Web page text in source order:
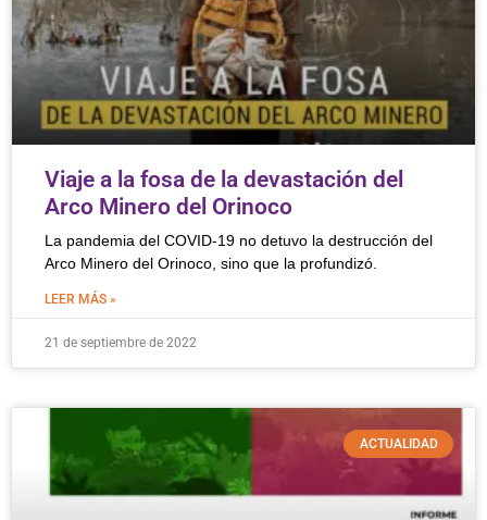
Viaje a la fosa de la devastación del
Arco Minero del Orinoco
La pandemia del COVID-19 no detuvo la destrucción del
Arco Minero del Orinoco, sino que la profundizó.
LEER MÁS »
21 de septiembre de 2022
ACTUALIDAD